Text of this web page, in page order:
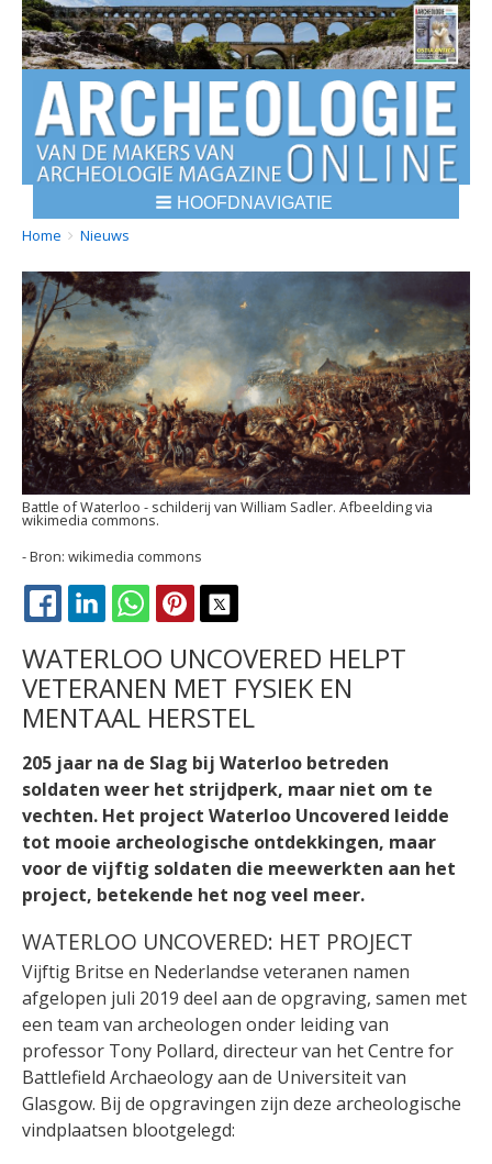
HOOFDNAVIGATIE
BREADCRUMBS
YOU
HERE:
Home Nieuws
Battle of Waterloo - schilderij van William Sadler. Afbeelding via
wikimedia commons.
wikimedia commons
FACEBOOK
LINKEDINWHATSAPPPINTEREST
WATERLOO UNCOVERED HELPT
VETERANEN MET FYSIEK EN
MENTAAL HERSTEL
205 jaar na de Slag bij Waterloo betreden
soldaten weer het strijdperk, maar niet om te
vechten. Het project Waterloo Uncovered leidde
tot mooie archeologische ontdekkingen, maar
voor de vijftig soldaten die meewerkten aan het
project, betekende het nog veel meer.
WATERLOO UNCOVERED: HET PROJECT
Vijftig Britse en Nederlandse veteranen namen
afgelopen juli 2019 deel aan de opgraving, samen met
een team van archeologen onder leiding van
professor Tony Pollard, directeur van het Centre for
Battlefield Archaeology aan de Universiteit van
Glasgow. Bij de opgravingen zijn deze archeologische
vindplaatsen blootgelegd: